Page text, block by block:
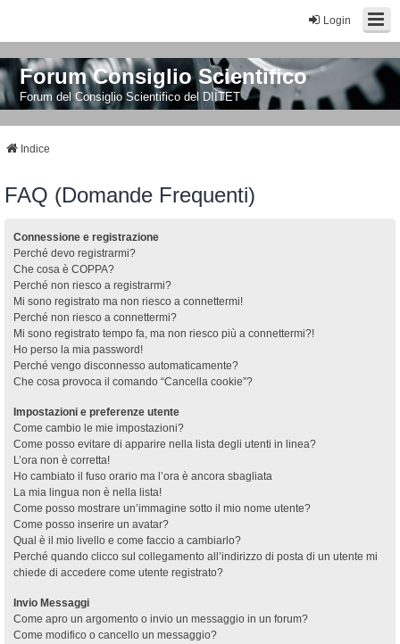
Login
Forum Consiglio Scientifico
Forum del Consiglio Scientifico del DIITET
Indice
FAQ (Domande Frequenti)
Connessione e registrazione
Perché devo registrarmi?
Che cosa è COPPA?
Perché non riesco a registrarmi?
Mi sono registrato ma non riesco a connettermi!
Perché non riesco a connettermi?
Mi sono registrato tempo fa, ma non riesco più a connettermi?!
Ho perso la mia password!
Perché vengo disconnesso automaticamente?
Che cosa provoca il comando “Cancella cookie”?
Impostazioni e preferenze utente
Come cambio le mie impostazioni?
Come posso evitare di apparire nella lista degli utenti in linea?
L’ora non è corretta!
Ho cambiato il fuso orario ma l’ora è ancora sbagliata
La mia lingua non è nella lista!
Come posso mostrare un’immagine sotto il mio nome utente?
Come posso inserire un avatar?
Qual è il mio livello e come faccio a cambiarlo?
Perché quando clicco sul collegamento all’indirizzo di posta di un utente mi
chiede di accedere come utente registrato?
Invio Messaggi
Come apro un argomento o invio un messaggio in un forum?
Come modifico o cancello un messaggio?